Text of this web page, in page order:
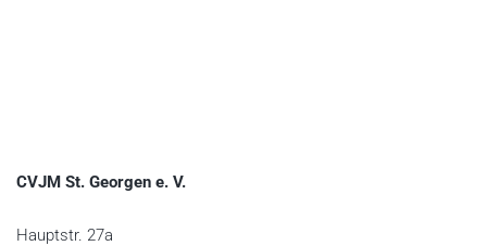
CVJM St. Georgen e. V.
Hauptstr. 27a